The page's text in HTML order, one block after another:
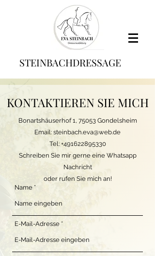
STEINBACHDRESSAGE
KONTAKTIEREN SIE MICH
Bonartshäuserhof 1, 75053 Gondelsheim
Email: steinbach.eva@web.de
Tel: +491622895330
Schreiben Sie mir gerne eine Whatsapp
Nachricht
oder rufen Sie mich an!
Name
E-Mail-Adresse